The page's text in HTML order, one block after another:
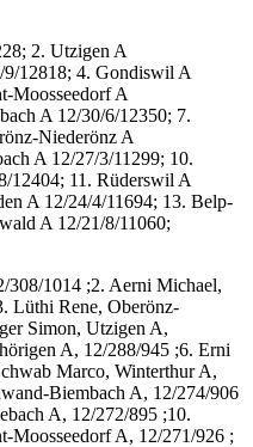
2. Utzigen A
12818; 4. Gondiswil A
Moosseedorf A
A 12/30/6/12350; 7.
Niederönz A
A 12/27/3/11299; 10.
12404; 11. Rüderswil A
A 12/24/4/11694; 13. Belp-
A 12/21/8/11060;
1014 ;2. Aerni Michael,
Lüthi Rene, Oberönz-
Simon, Utzigen A,
A, 12/288/945 ;6. Erni
Marco, Winterthur A,
Biembach A, 12/274/906
A, 12/272/895 ;10.
A, 12/271/926 ;